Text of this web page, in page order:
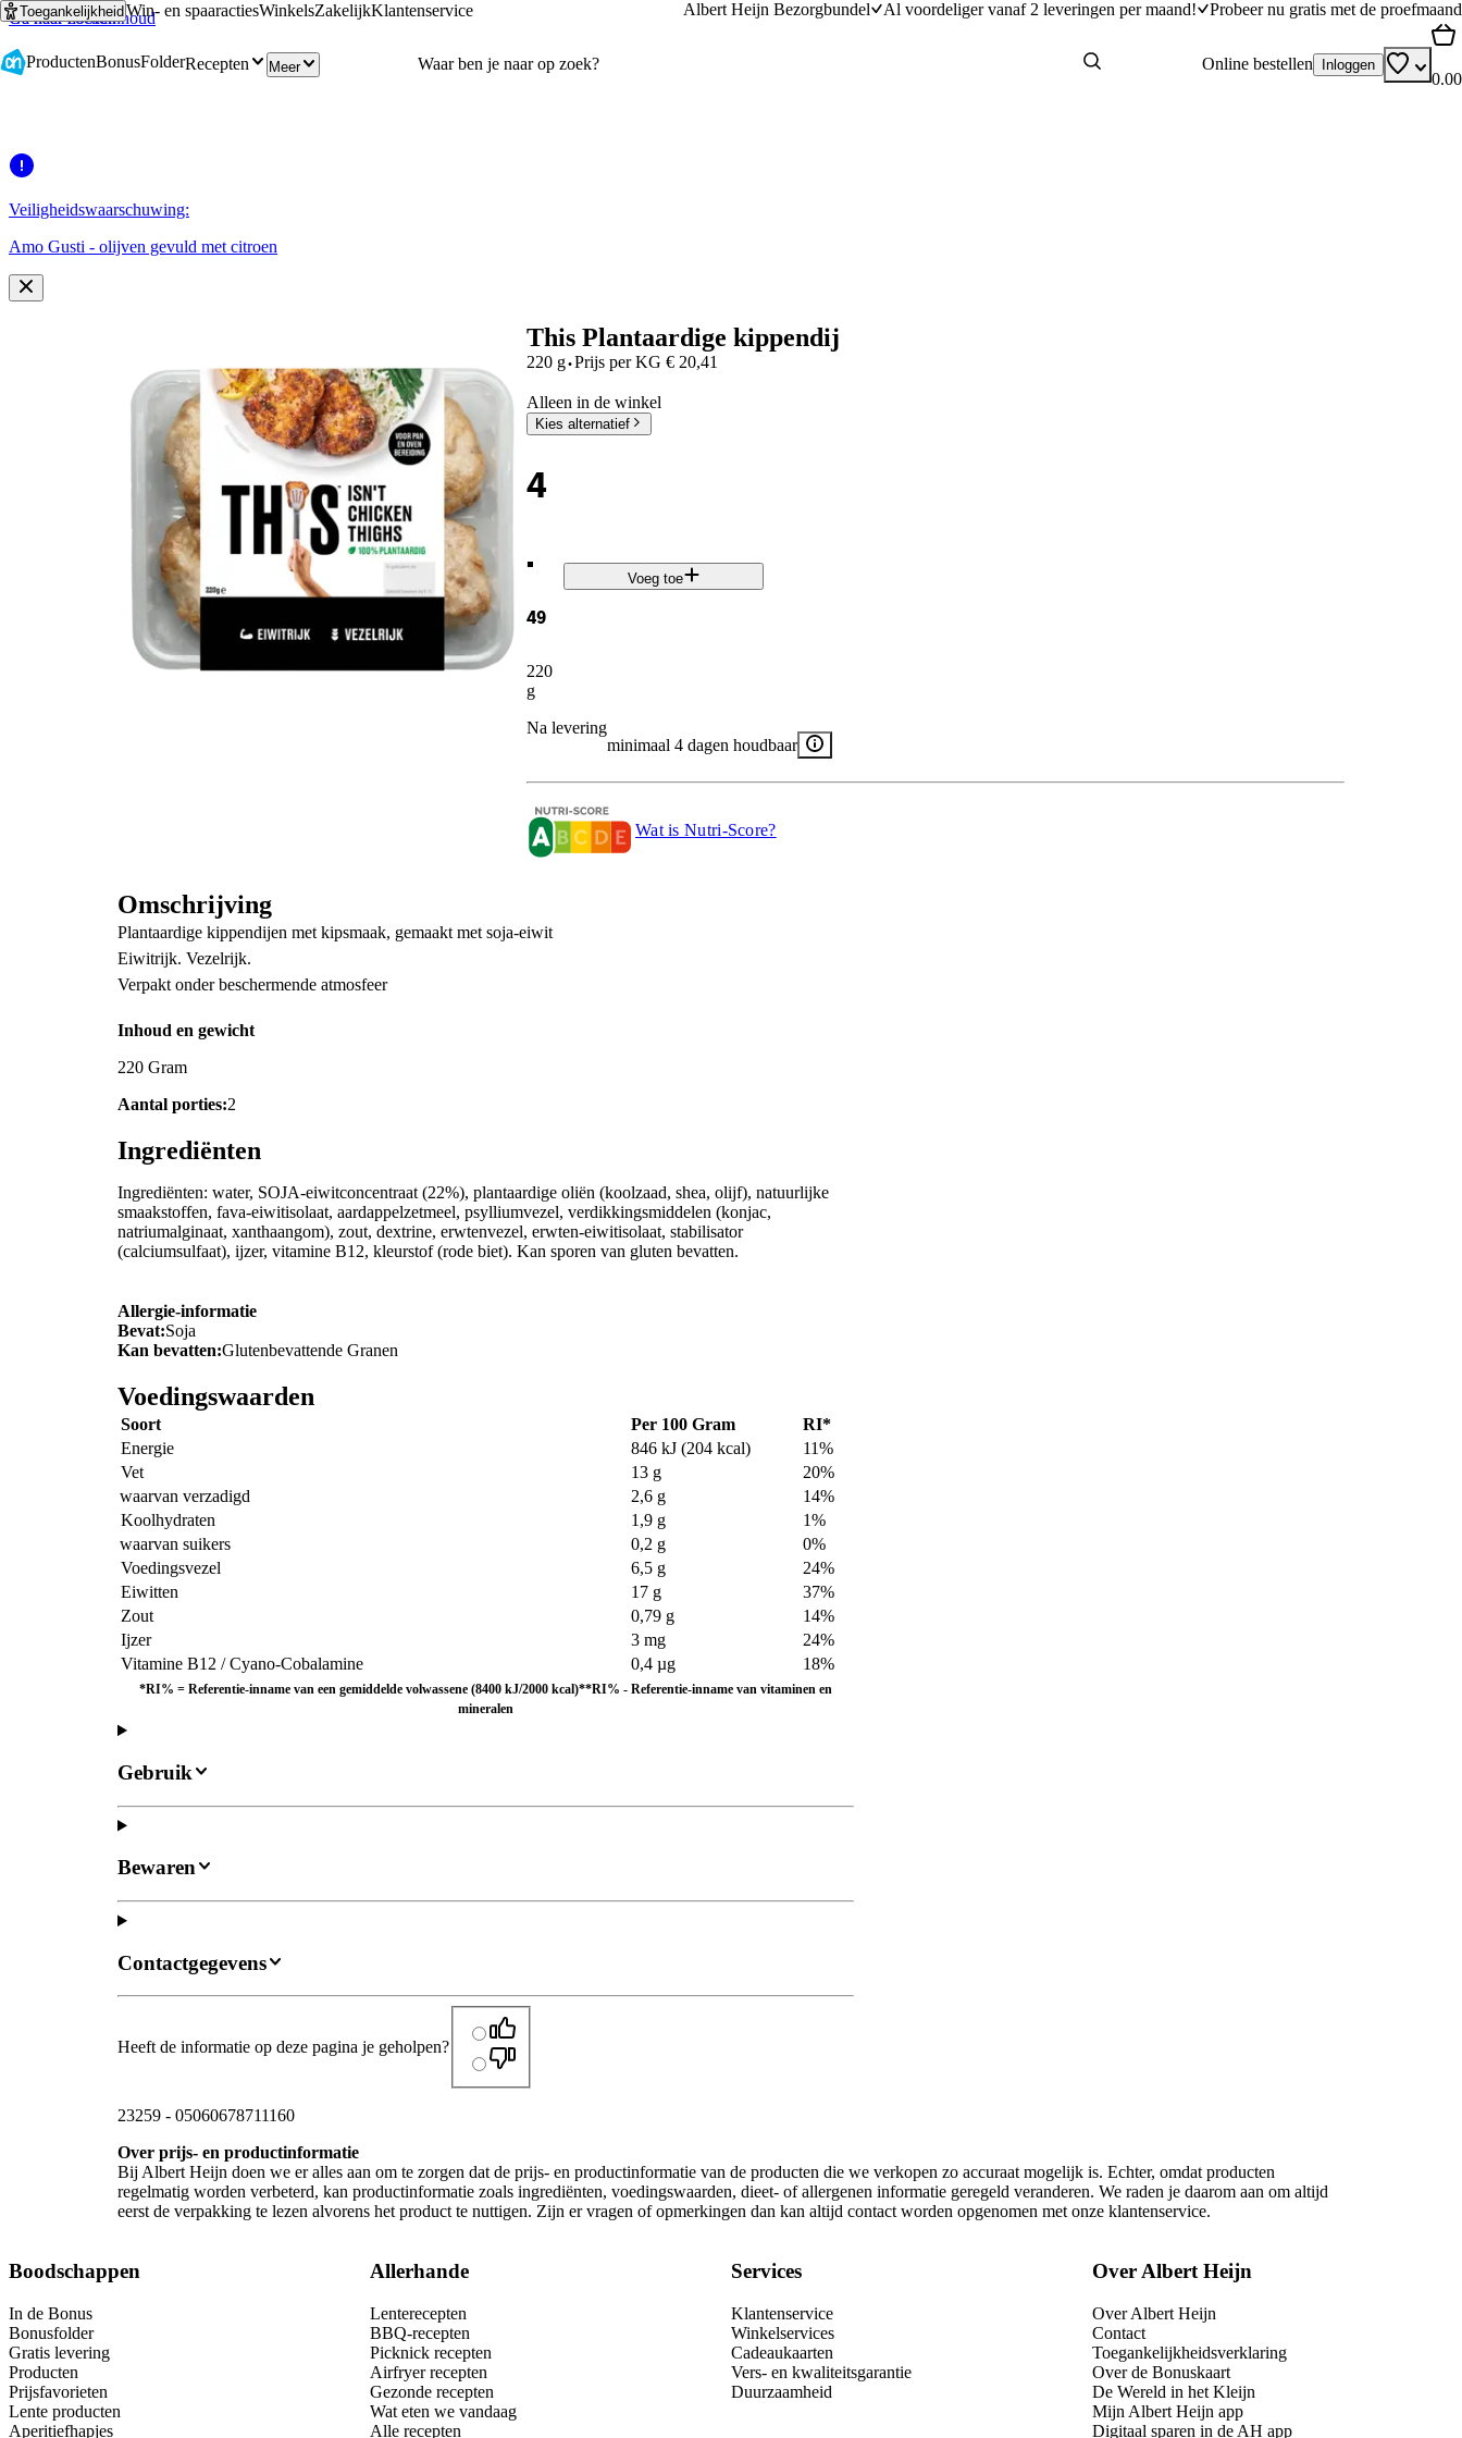
Ga naar hoofdinhoud
Ga naar zoeken
ToegankelijkheidWin- en spaaractiesWinkelsZakelijkKlantenservice Albert Heijn Bezorgbundel Al voordeliger vanaf 2 leveringen per maand! Probeer nu gratis met de proefmaand
ProductenBonusFolderRecepten Meer Online bestellen Inloggen
0.00
Veiligheidswaarschuwing:
Amo Gusti - olijven gevuld met citroen
This Plantaardige kippendij
220 g·Prijs per KG € 20,41
Alleen in de winkel
Kies alternatief
4
.
49
220
g
Voeg toe
Na levering
minimaal 4 dagen houdbaar
Wat is Nutri-Score?
Omschrijving
Plantaardige kippendijen met kipsmaak, gemaakt met soja-eiwit
Eiwitrijk. Vezelrijk.
Verpakt onder beschermende atmosfeer
Inhoud en gewicht
220 Gram
Aantal porties:2
Ingrediënten
Ingrediënten: water, SOJA-eiwitconcentraat (22%), plantaardige oliën (koolzaad, shea, olijf), natuurlijke
smaakstoffen, fava-eiwitisolaat, aardappelzetmeel, psylliumvezel, verdikkingsmiddelen (konjac,
natriumalginaat, xanthaangom), zout, dextrine, erwtenvezel, erwten-eiwitisolaat, stabilisator
(calciumsulfaat), ijzer, vitamine B12, kleurstof (rode biet). Kan sporen van gluten bevatten.
Allergie-informatie
Bevat:Soja
Kan bevatten:Glutenbevattende Granen
Voedingswaarden
Soort Per 100 Gram
RI*
Energie
846 kJ (204 kcal)
11%
Vet
13 g
20%
waarvan verzadigd
2,6 g
14%
Koolhydraten
1,9 g
1%
waarvan suikers
0,2 g
0%
Voedingsvezel
6,5 g
24%
Eiwitten
17 g
37%
Zout
0,79 g
14%
Ijzer
3 mg
24%
Vitamine B12 / Cyano-Cobalamine
0,4 µg 18%
*RI% = Referentie-inname van een gemiddelde volwassene (8400 kJ/2000 kcal)**RI% - Referentie-inname van vitaminen en
mineralen
Gebruik
Bewaren
Contactgegevens
Heeft de informatie op deze pagina je geholpen?
23259 - 05060678711160
Over prijs- en productinformatie
Bij Albert Heijn doen we er alles aan om te zorgen dat de prijs- en productinformatie van de producten die we verkopen zo accuraat mogelijk is. Echter, omdat producten
regelmatig worden verbeterd, kan productinformatie zoals ingrediënten, voedingswaarden, dieet- of allergenen informatie geregeld veranderen. We raden je daarom aan om altijd
eerst de verpakking te lezen alvorens het product te nuttigen. Zijn er vragen of opmerkingen dan kan altijd contact worden opgenomen met onze klantenservice.
Boodschappen
In de Bonus
Bonusfolder
Gratis levering
Producten
Prijsfavorieten
Lente producten
Aperitiefhapjes
Allerhande
Lenterecepten
BBQ-recepten
Picknick recepten
Airfryer recepten
Gezonde recepten
Wat eten we vandaag
Alle recepten
Services
Klantenservice
Winkelservices
Cadeaukaarten
Vers- en kwaliteitsgarantie
Duurzaamheid
Over Albert Heijn
Over Albert Heijn
Contact
Toegankelijkheidsverklaring
Over de Bonuskaart
De Wereld in het Kleijn
Mijn Albert Heijn app
Digitaal sparen in de AH app